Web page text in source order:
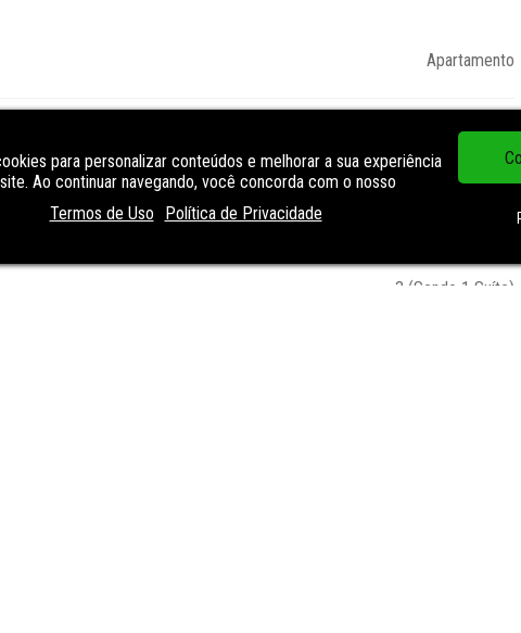
Apartamento
184,00 m²
3 (Sendo 1 Suíte)
para personalizar conteúdos e melhorar a sua experiência
Ao continuar navegando, você concorda com o nosso
Termos de Uso
Política de Privacidade